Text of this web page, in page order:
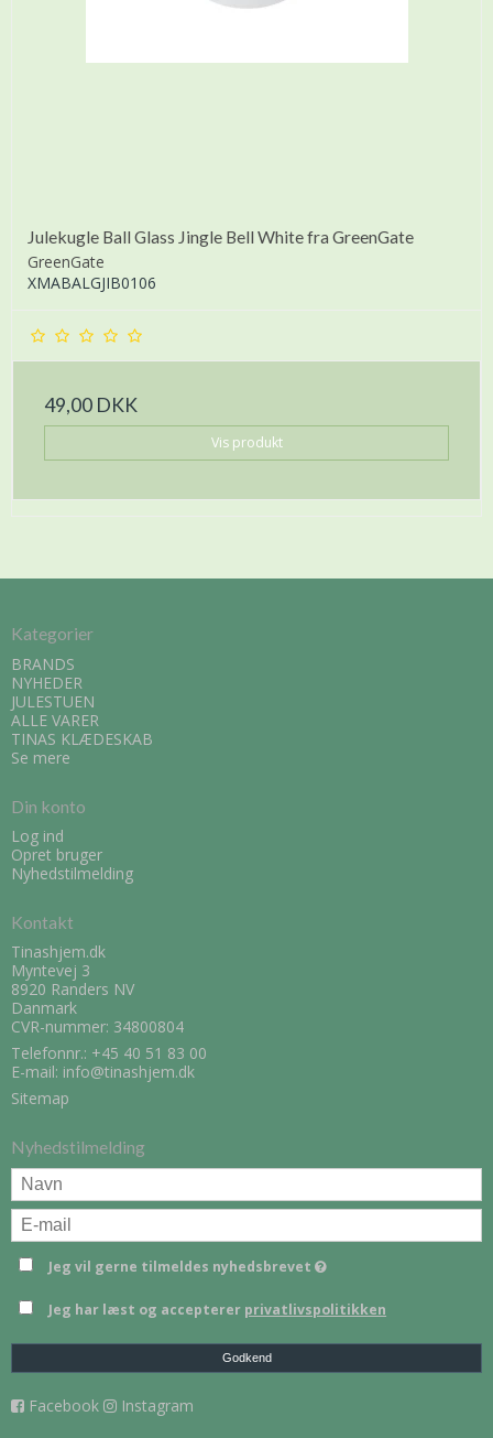
Julekugle Ball Glass Jingle Bell White fra GreenGate
GreenGate
XMABALGJIB0106
49,00 DKK
Vis produkt
Kategorier
BRANDS
NYHEDER
JULESTUEN
ALLE VARER
TINAS KLÆDESKAB
Se mere
Din konto
Log ind
Opret bruger
Nyhedstilmelding
Kontakt
Tinashjem.dk
Myntevej 3
8920 Randers NV
Danmark
CVR-nummer: 34800804
Telefonnr.: +45 40 51 83 00
E-mail: info@tinashjem.dk
Sitemap
Nyhedstilmelding
Jeg vil gerne tilmeldes nyhedsbrevet
Jeg har læst og accepterer privatlivspolitikken
Godkend
Facebook Instagram